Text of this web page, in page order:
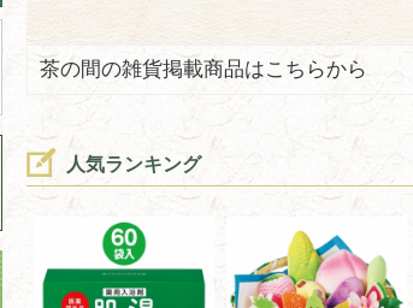
茶の間の雑貨掲載商品はこちらから
人気ランキング